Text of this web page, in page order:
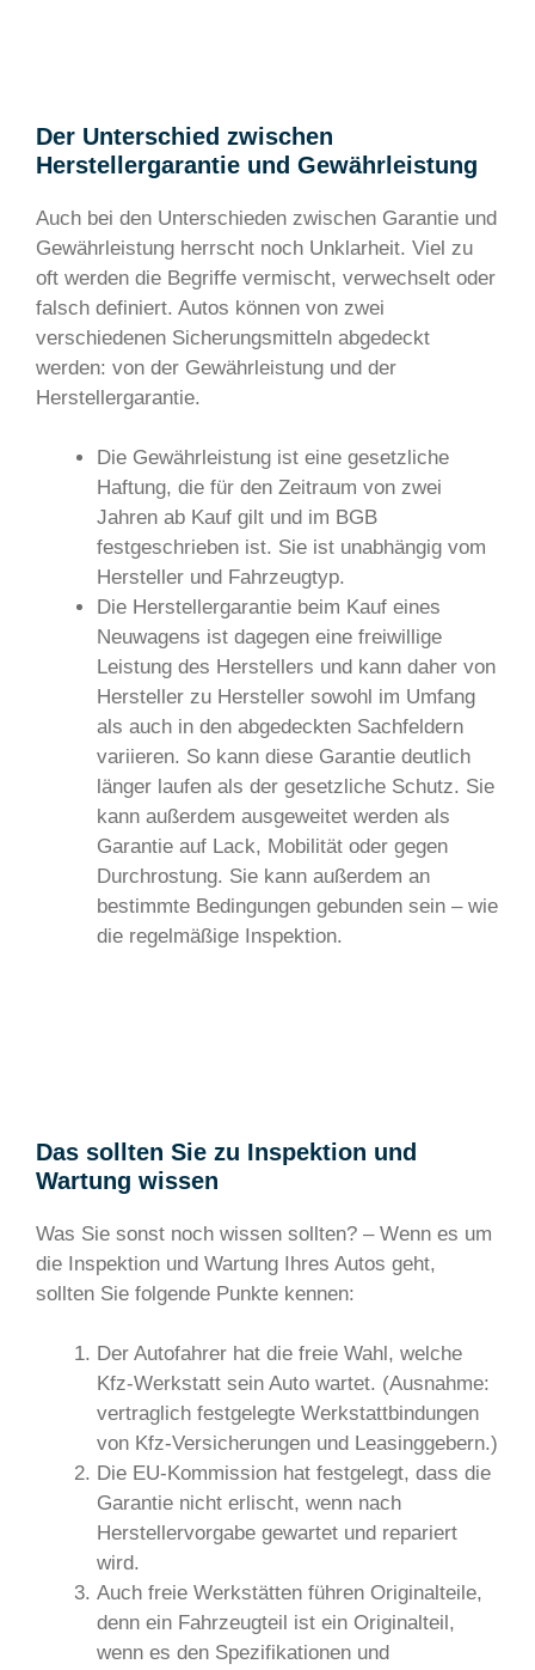
Der Unterschied zwischen
Herstellergarantie und Gewährleistung
Auch bei den Unterschieden zwischen Garantie und
Gewährleistung herrscht noch Unklarheit. Viel zu
oft werden die Begriffe vermischt, verwechselt oder
falsch definiert. Autos können von zwei
verschiedenen Sicherungsmitteln abgedeckt
werden: von der Gewährleistung und der
Herstellergarantie.
Die Gewährleistung ist eine gesetzliche
Haftung, die für den Zeitraum von zwei
Jahren ab Kauf gilt und im BGB
festgeschrieben ist. Sie ist unabhängig vom
Hersteller und Fahrzeugtyp.
Die Herstellergarantie beim Kauf eines
Neuwagens ist dagegen eine freiwillige
Leistung des Herstellers und kann daher von
Hersteller zu Hersteller sowohl im Umfang
als auch in den abgedeckten Sachfeldern
variieren. So kann diese Garantie deutlich
länger laufen als der gesetzliche Schutz. Sie
kann außerdem ausgeweitet werden als
Garantie auf Lack, Mobilität oder gegen
Durchrostung. Sie kann außerdem an
bestimmte Bedingungen gebunden sein – wie
die regelmäßige Inspektion.
Das sollten Sie zu Inspektion und
Wartung wissen
Was Sie sonst noch wissen sollten? – Wenn es um
die Inspektion und Wartung Ihres Autos geht,
sollten Sie folgende Punkte kennen:
Der Autofahrer hat die freie Wahl, welche
Kfz-Werkstatt sein Auto wartet. (Ausnahme:
vertraglich festgelegte Werkstattbindungen
von Kfz-Versicherungen und Leasinggebern.)
Die EU-Kommission hat festgelegt, dass die
Garantie nicht erlischt, wenn nach
Herstellervorgabe gewartet und repariert
wird.
Auch freie Werkstätten führen Originalteile,
denn ein Fahrzeugteil ist ein Originalteil,
wenn es den Spezifikationen und